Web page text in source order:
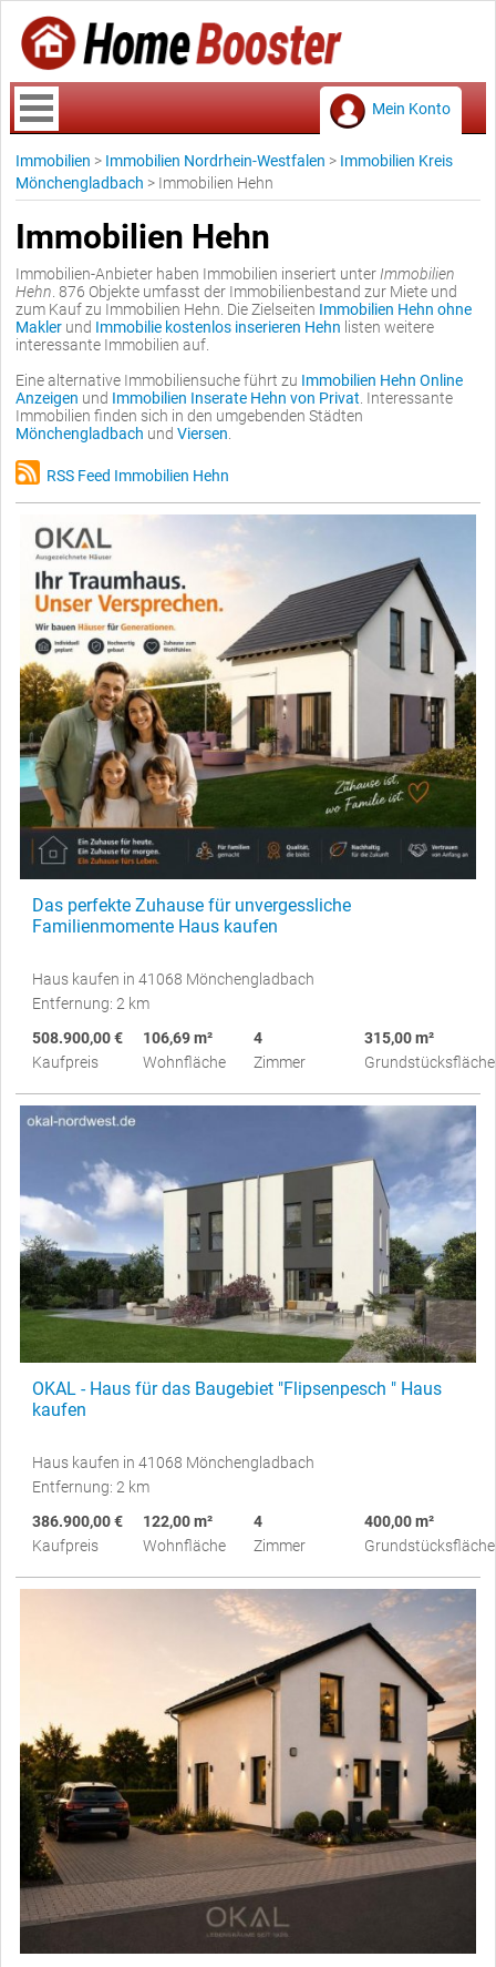
Mein Konto
Immobilien > Immobilien Nordrhein-Westfalen > Immobilien Kreis
Mönchengladbach > Immobilien Hehn
Immobilien Hehn
Immobilien-Anbieter haben Immobilien inseriert unter Immobilien
Hehn . 876 Objekte umfasst der Immobilienbestand zur Miete und
zum Kauf zu Immobilien Hehn. Die Zielseiten Immobilien Hehn ohne
Makler und Immobilie kostenlos inserieren Hehn listen weitere
interessante Immobilien auf.
Eine alternative Immobiliensuche führt zu Immobilien Hehn Online
Anzeigen und Immobilien Inserate Hehn von Privat . Interessante
Immobilien finden sich in den umgebenden Städten
Mönchengladbach und Viersen
RSS Feed Immobilien Hehn
Das perfekte Zuhause für unvergessliche
Familienmomente Haus kaufen
Haus kaufen in 41068 Mönchengladbach
Entfernung: 2 km
508.900,00 €
Kaufpreis
106,69 m²
Wohnfläche
4
Zimmer
315,00 m²
Grundstücksfläche
OKAL - Haus für das Baugebiet "Flipsenpesch " Haus
kaufen
Haus kaufen in 41068 Mönchengladbach
Entfernung: 2 km
386.900,00 €
Kaufpreis
122,00 m²
Wohnfläche
4
Zimmer
400,00 m²
Grundstücksfläche